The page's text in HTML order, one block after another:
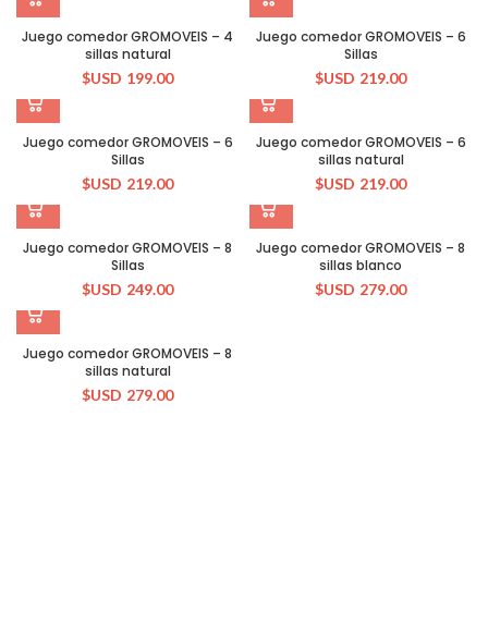
Juego comedor GROMOVEIS – 4
sillas natural
$USD 199.00
Juego comedor GROMOVEIS – 6
Sillas
$USD 219.00
Juego comedor GROMOVEIS – 6
Sillas
$USD 219.00
Juego comedor GROMOVEIS – 6
sillas natural
$USD 219.00
Juego comedor GROMOVEIS – 8
Sillas
$USD 249.00
Juego comedor GROMOVEIS – 8
sillas blanco
$USD 279.00
Juego comedor GROMOVEIS – 8
sillas natural
$USD 279.00